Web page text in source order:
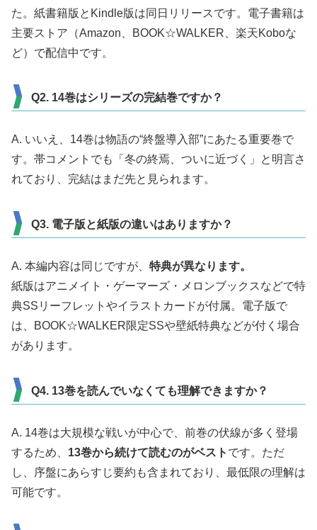
た。紙書籍版とKindle版は同日リリースです。電子書籍は
主要ストア（Amazon、BOOK☆WALKER、楽天Koboな
ど）で配信中です。
Q2. 14巻はシリーズの完結巻ですか？
A. いいえ、14巻は物語の“終盤導入部”にあたる重要巻で
す。帯コメントでも「冬の終焉、ついに近づく」と明言さ
れており、完結はまだ先と見られます。
Q3. 電子版と紙版の違いはありますか？
A. 本編内容は同じですが、 特典が異なります。
紙版はアニメイト・ゲーマーズ・メロンブックスなどで特
典SSリーフレットやイラストカードが付属。電子版で
は、BOOK☆WALKER限定SSや壁紙特典などが付く場合
があります。
Q4. 13巻を読んでいなくても理解できますか？
A. 14巻は大規模な戦いが中心で、前巻の伏線が多く登場
するため、 13巻から続けて読むのがベスト です。ただ
し、序盤にあらすじ要約も含まれており、最低限の理解は
可能です。